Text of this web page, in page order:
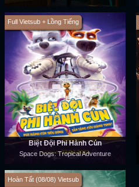
Full Vietsub + Lồng Tiếng
Biệt Đội Phi Hành Cún
Space Dogs: Tropical Adventure
Hoàn Tất (08/08) Vietsub